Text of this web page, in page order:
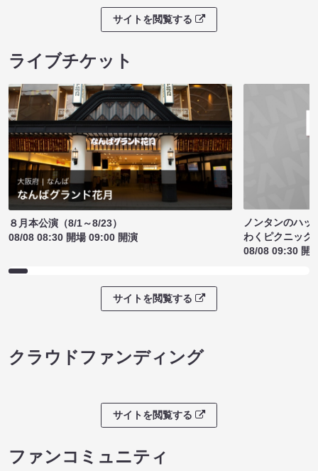
サイトを閲覧する
ライブチケット
８月本公演（8/1～8/23）
08/08 08:30 開場 09:00 開演
ノンタンのハッ
わくピクニック
08/08 09:30 開
サイトを閲覧する
クラウドファンディング
サイトを閲覧する
ファンコミュニティ